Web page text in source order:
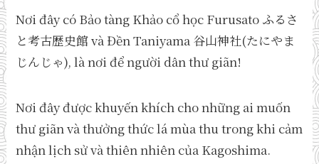
Nơi đây có Bảo tàng Khảo cổ học Furusato ふるさ
と考古歴史館 và Đền Taniyama 谷山神社(たにやま
じんじゃ), là nơi để người dân thư giãn!
Nơi đây được khuyến khích cho những ai muốn
thư giãn và thưởng thức lá mùa thu trong khi cảm
nhận lịch sử và thiên nhiên của Kagoshima.